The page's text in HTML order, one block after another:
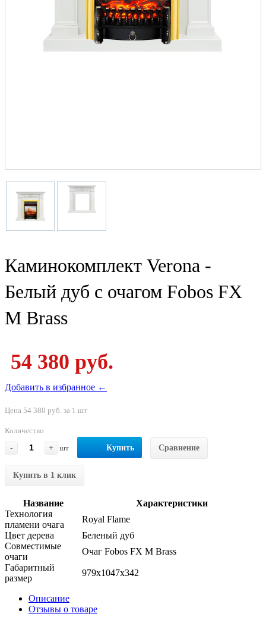
Каминокомплект Verona -
Белый дуб с очагом Fobos FX
M Brass
54 380 руб.
Добавить в избранное ←
Цена 54 380 руб. за 1 шт
Количество
-
+ шт Купить Сравнение
Купить в 1 клик
Название
Характеристики
Технология
пламени очага
Royal Flame
Цвет дерева
Беленый дуб
Совместимые
очаги
Очаг Fobos FX M Brass
Габаритный
размер
979x1047x342
Описание
Отзывы о товаре